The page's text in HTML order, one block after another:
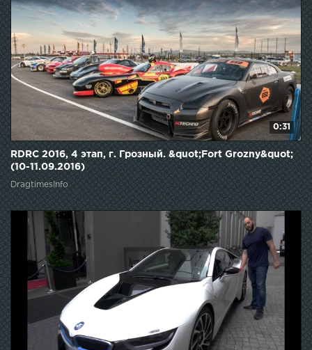
0:31
RDRC 2016, 4 этап, г. Грозный. &quot;Fort Grozny&quot;
(10-11.09.2016)
DragtimesInfo